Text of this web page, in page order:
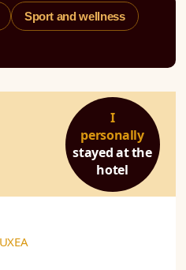
Sport and wellness
I
personally
stayed at the
hotel